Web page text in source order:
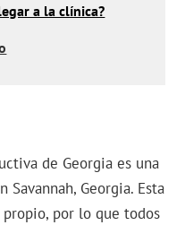
a la clínica?
de Georgia es una
Georgia. Esta
por lo que todos